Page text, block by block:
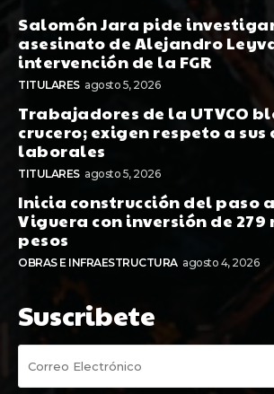
Salomón Jara pide
asesinato de Alejandro
intervención de la FGR
TITULARES agosto 5, 2026
Trabajadores de la UTVCO
crucero; exigen respeto a sus
laborales
TITULARES agosto 5, 2026
Inicia construcción del paso
Viguera con inversión de
pesos
OBRAS E INFRAESTRUCTURA agosto 4, 2026
Suscribete